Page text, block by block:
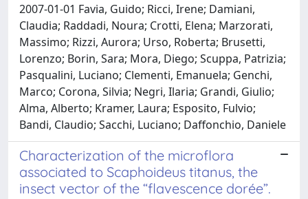
2007-01-01 Favia, Guido; Ricci, Irene; Damiani,
Claudia; Raddadi, Noura; Crotti, Elena; Marzorati,
Massimo; Rizzi, Aurora; Urso, Roberta; Brusetti,
Lorenzo; Borin, Sara; Mora, Diego; Scuppa, Patrizia;
Pasqualini, Luciano; Clementi, Emanuela; Genchi,
Marco; Corona, Silvia; Negri, Ilaria; Grandi, Giulio;
Alma, Alberto; Kramer, Laura; Esposito, Fulvio;
Bandi, Claudio; Sacchi, Luciano; Daffonchio, Daniele
Characterization of the microflora
associated to Scaphoideus titanus, the
insect vector of the “flavescence dorée”.